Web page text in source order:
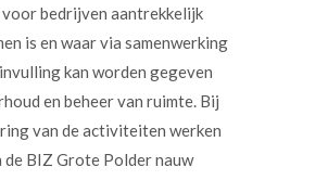
bedrijven aantrekkelijk
is en waar via samenwerking
kan worden gegeven
en beheer van ruimte. Bij
van de activiteiten werken
de BIZ Grote Polder nauw